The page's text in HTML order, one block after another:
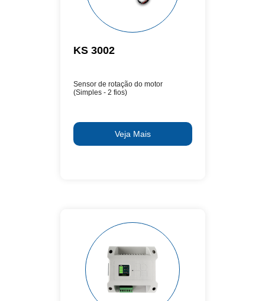
KS 3002
Sensor de rotação do motor
(Simples - 2 fios)
Veja Mais